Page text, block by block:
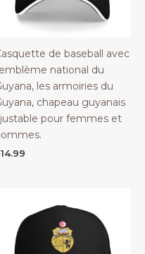
de baseball avec
national du
les armoiries du
chapeau guyanais
pour femmes et
14.99